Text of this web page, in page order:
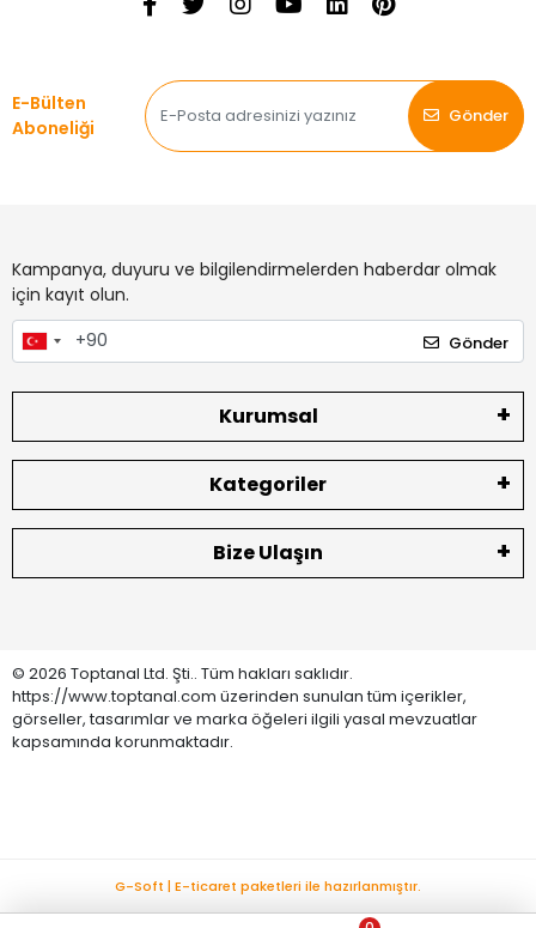
E-Bülten
Aboneliği
Gönder
Kampanya, duyuru ve bilgilendirmelerden haberdar olmak
için kayıt olun.
Gönder
Kurumsal
Kategoriler
Bize Ulaşın
© 2026 Toptanal Ltd. Şti.. Tüm hakları saklıdır.
https://www.toptanal.com üzerinden sunulan tüm içerikler,
görseller, tasarımlar ve marka öğeleri ilgili yasal mevzuatlar
kapsamında korunmaktadır.
G-Soft | E-ticaret paketleri ile hazırlanmıştır.